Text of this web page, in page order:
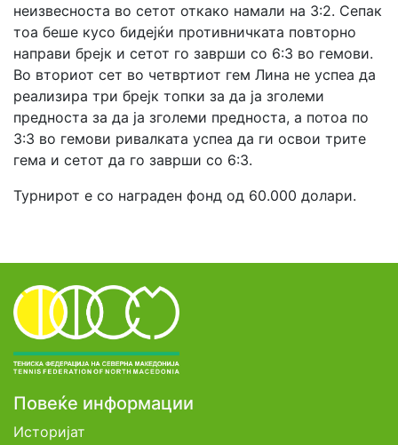
неизвесноста во сетот откако намали на 3:2. Сепак
тоа беше кусо бидејќи противничката повторно
направи брејк и сетот го заврши со 6:3 во гемови.
Во вториот сет во четвртиот гем Лина не успеа да
реализира три брејк топки за да ја зголеми
предноста за да ја зголеми предноста, а потоа по
3:3 во гемови ривалката успеа да ги освои трите
гема и сетот да го заврши со 6:3.
Турнирот е со награден фонд од 60.000 долари.
Повеќе информации
Историјат